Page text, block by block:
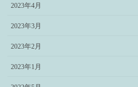
2023年4月
2023年3月
2023年2月
2023年1月